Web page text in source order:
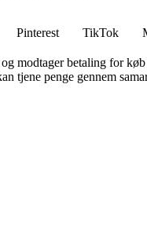
Pinterest TikTok
modtager betaling for
tjene penge gennem